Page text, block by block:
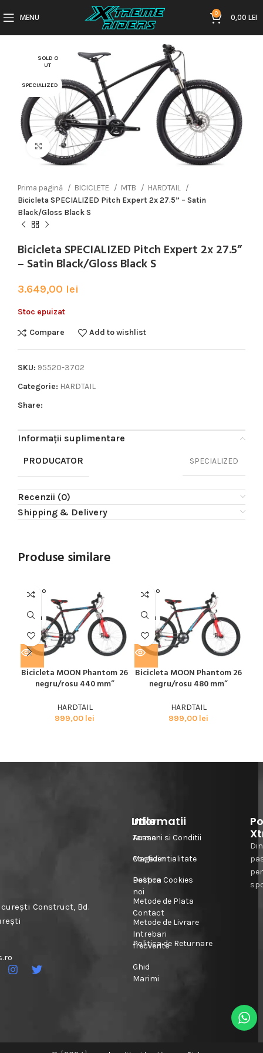
MENU 0 0,00LEI
SOLD O
UT
SPECIALIZED
Click to enlarge
Prima pagină BICICLETE MTB
HARDTAIL
Bicicleta SPECIALIZED Pitch Expert 2x 27.5” – Satin
Black/Gloss Black S
Bicicleta SPECIALIZED Pitch Expert 2x 27.5”
– Satin Black/Gloss Black S
3.649,00 lei
Stoc epuizat
Compare Add to wishlist
SKU: 95520-3702
Categorie: HARDTAIL
Share:
Informații suplimentare
PRODUCATOR
SPECIALIZED
Recenzii (0)
Shipping & Delivery
Produse similare
SOLD O
UT
MOON
Bicicleta MOON Phantom 26
negru/rosu 440 mm”
HARDTAIL
999,00 lei
SOLD O
UT
MOON
Bicicleta MOON Phantom 26
negru/rosu 480 mm”
HARDTAIL
999,00 lei
Construct, Bd.
Informatii
Acasa
Magazin
Despre
noi
Contact
Intrebari
frecvente
Ghid
Marimi
Utile
Termeni si Conditii
Confidentialitate
Politica Cookies
Metode de Plata
Metode de Livrare
Politica de Returnare
Din